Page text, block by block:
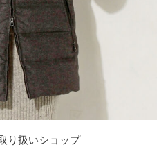
り扱いショップ